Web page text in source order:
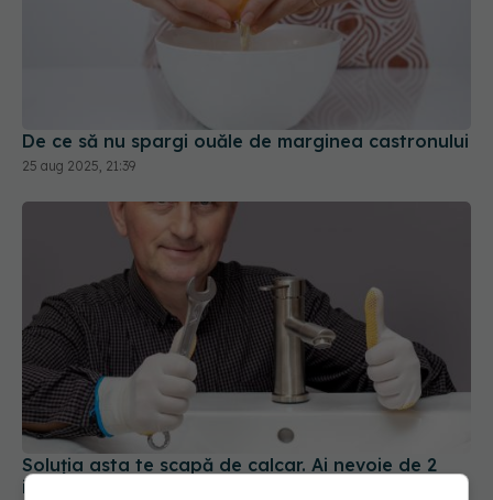
De ce să nu spargi ouăle de marginea castronului
25 aug 2025, 21:39
Soluția asta te scapă de calcar. Ai nevoie de 2
ingrediente banale